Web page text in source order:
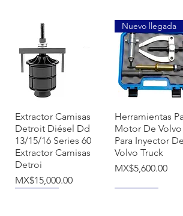
Quick View
Extractor Camisas
Detroit Diésel Dd
13/15/16 Series 60
Extractor Camisas
Detroi
Price
MX$15,000.00
Quick View
Nuevo llegada
Herramientas
Motor De Volvo
Para Inyector De
Volvo Truck
Price
MX$5,600.00